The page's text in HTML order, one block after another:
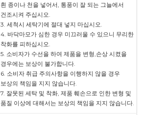
흰 종이나 천을 넣어서, 통풍이 잘 되는 그늘에서
건조시켜 주십시오.
3. 세척시 세탁기에 절대 넣지 마십시오.
4. 바닥마모가 심한 경우 미끄러울 수 있으니 무리한
착화를 피하십시오.
5. 소비자가 수선을 하여 제품을 변형,손상 시켰을
경우에는 보상이 불가합니다.
6. 소비자 취급 주의사항을 이행하지 않을 경우
보상의 책임을 지지 않습니다.
7. 잘못된 세탁 및 착화, 제품 훼손으로 인한 변형 및
품질 이상에 대해서는 보상의 책임을 지지 않습니다.